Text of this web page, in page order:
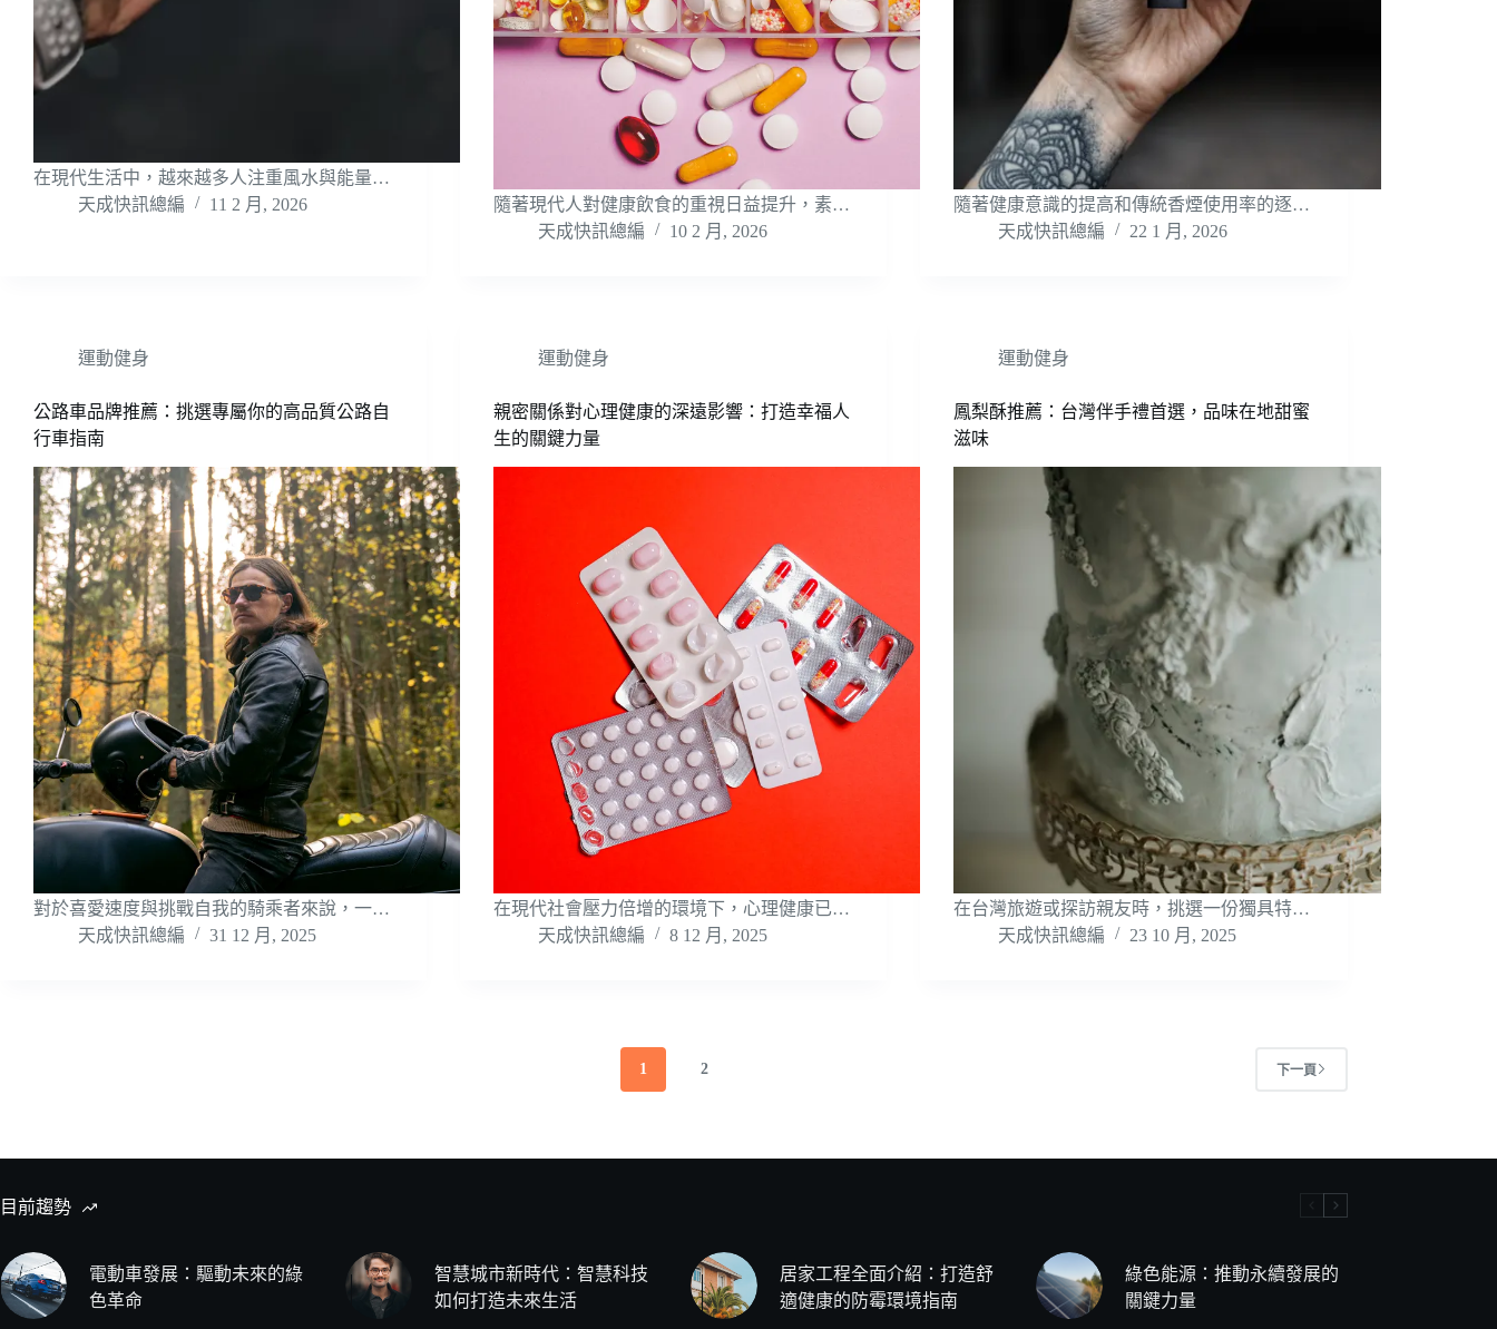
在現代生活中，越來越多人注重風水與能量…
天成快訊總編
11 2 月, 2026
隨著現代人對健康飲食的重視日益提升，素…
天成快訊總編
10 2 月, 2026
隨著健康意識的提高和傳統香煙使用率的逐…
天成快訊總編
22 1 月, 2026
運動健身
公路車品牌推薦：挑選專屬你的高品質公路自
行車指南
對於喜愛速度與挑戰自我的騎乘者來說，一…
天成快訊總編
31 12 月, 2025
運動健身
親密關係對心理健康的深遠影響：打造幸福人
生的關鍵力量
在現代社會壓力倍增的環境下，心理健康已…
天成快訊總編
8 12 月, 2025
運動健身
鳳梨酥推薦：台灣伴手禮首選，品味在地甜蜜
滋味
在台灣旅遊或探訪親友時，挑選一份獨具特…
天成快訊總編
23 10 月, 2025
1 2 下一頁
目前趨勢
電動車發展：驅動未來的綠
色革命
智慧城市新時代：智慧科技
如何打造未來生活
居家工程全面介紹：打造舒
適健康的防霉環境指南
綠色能源：推動永續發展的
關鍵力量